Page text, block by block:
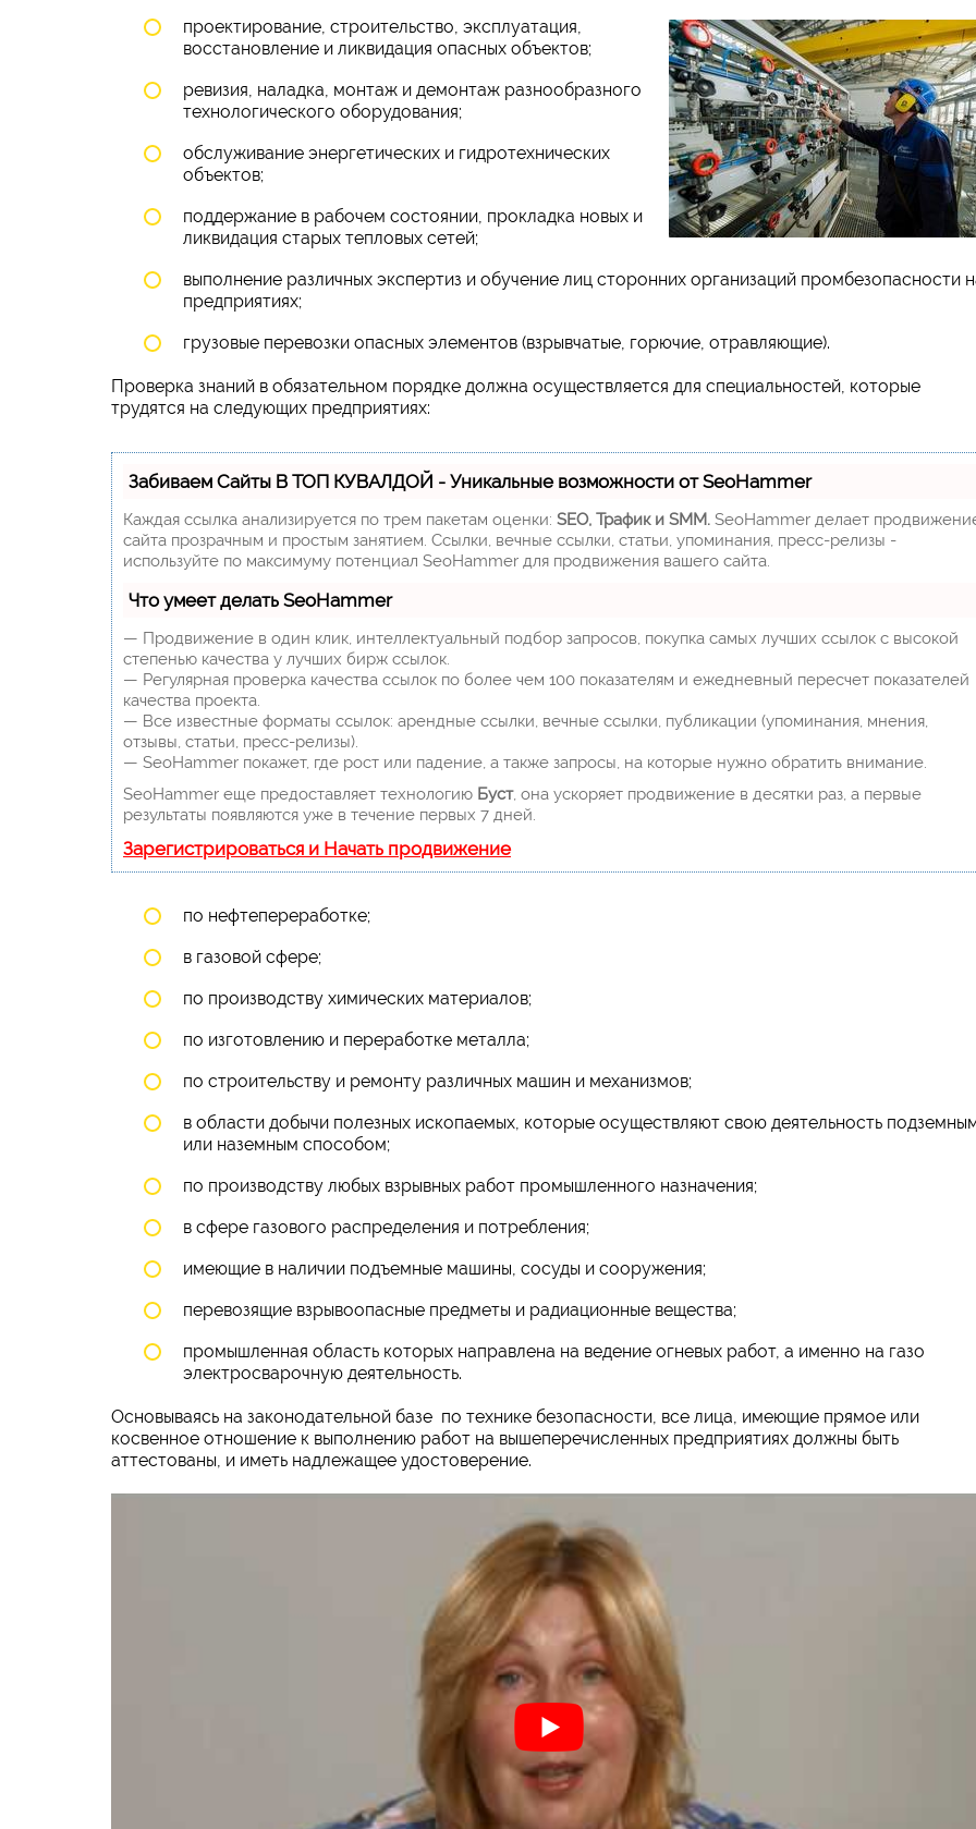
проектирование, строительство, эксплуатация,
восстановление и ликвидация опасных объектов;
ревизия, наладка, монтаж и демонтаж разнообразного
технологического оборудования;
обслуживание энергетических и гидротехнических
объектов;
поддержание в рабочем состоянии, прокладка новых и
ликвидация старых тепловых сетей;
выполнение различных экспертиз и обучение лиц сторонних организаций промбезопасности
предприятиях;
грузовые перевозки опасных элементов (взрывчатые, горючие, отравляющие).
Проверка знаний в обязательном порядке должна осуществляется для специальностей, которые
трудятся на следующих предприятиях:
Забиваем Сайты В ТОП КУВАЛДОЙ - Уникальные возможности от SeoHammer
Каждая ссылка анализируется по трем пакетам оценки: SEO, Трафик и SMM. SeoHammer делает
сайта прозрачным и простым занятием. Ссылки, вечные ссылки, статьи, упоминания, пресс-релизы -
используйте по максимуму потенциал SeoHammer для продвижения вашего сайта.
Что умеет делать SeoHammer
— Продвижение в один клик, интеллектуальный подбор запросов, покупка самых лучших ссылок с высокой
степенью качества у лучших бирж ссылок.
— Регулярная проверка качества ссылок по более чем 100 показателям и ежедневный пересчет показателей
качества проекта.
— Все известные форматы ссылок: арендные ссылки, вечные ссылки, публикации (упоминания, мнения,
отзывы, статьи, пресс-релизы).
— SeoHammer покажет, где рост или падение, а также запросы, на которые нужно обратить внимание.
SeoHammer еще предоставляет технологию Буст, она ускоряет продвижение в десятки раз, а первые
результаты появляются уже в течение первых 7 дней.
Зарегистрироваться и Начать продвижение
по нефтепереработке;
в газовой сфере;
по производству химических материалов;
по изготовлению и переработке металла;
по строительству и ремонту различных машин и механизмов;
в области добычи полезных ископаемых, которые осуществляют свою деятельность
или наземным способом;
по производству любых взрывных работ промышленного назначения;
в сфере газового распределения и потребления;
имеющие в наличии подъемные машины, сосуды и сооружения;
перевозящие взрывоопасные предметы и радиационные вещества;
промышленная область которых направлена на ведение огневых работ, а именно на газо
электросварочную деятельность.
Основываясь на законодательной базе по технике безопасности, все лица, имеющие прямое или
косвенное отношение к выполнению работ на вышеперечисленных предприятиях должны быть
аттестованы, и иметь надлежащее удостоверение.